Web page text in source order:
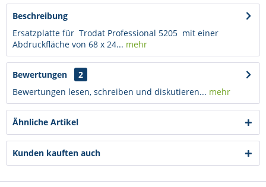
Beschreibung
Ersatzplatte für Trodat Professional 5205 mit einer
Abdruckfläche von 68 x 24... mehr
Bewertungen
2
Bewertungen lesen, schreiben und diskutieren... mehr
Ähnliche Artikel
Kunden kauften auch